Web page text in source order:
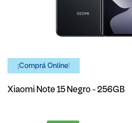
¡Comprá Online!
Xiaomi Note 15 Negro - 256GB